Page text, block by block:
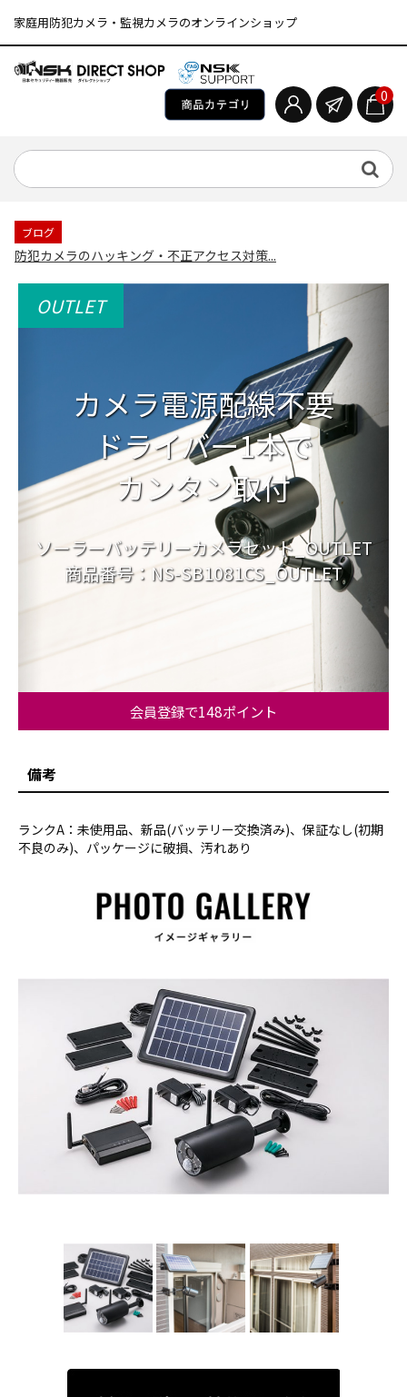
家庭用防犯カメラ・監視カメラのオンラインショップ
0
ブログ
防犯カメラのハッキング・不正アクセス対策...
OUTLET
カメラ電源配線不要
ドライバー1本で
カンタン取付
ソーラーバッテリーカメラセット_OUTLET
商品番号：NS-SB1081CS_OUTLET
会員登録で148ポイント
備考
ランクA：未使用品、新品(バッテリー交換済み)、保証なし(初期
不良のみ)、パッケージに破損、汚れあり